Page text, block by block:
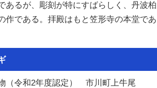
あるが、彫刻が特にすばらしく、丹波柏
作である。拝殿はもと笠形寺の本堂であ
（令和2年度認定） 市川町上牛尾